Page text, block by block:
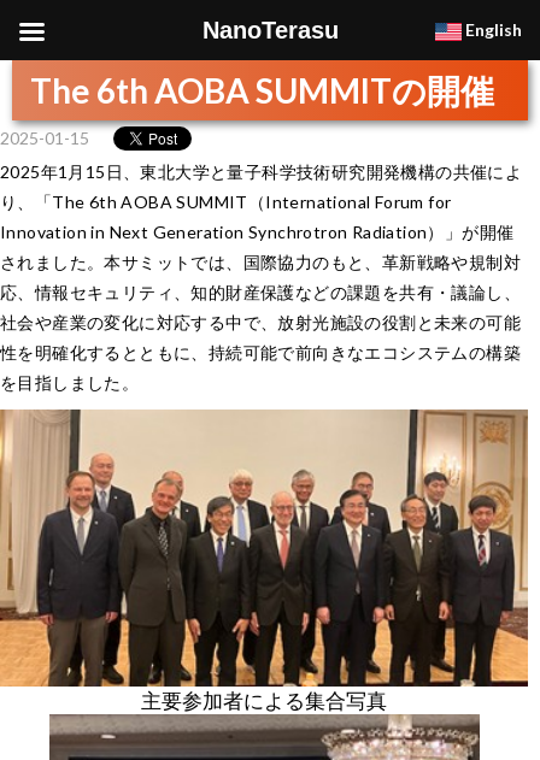
The 6th AOBA SUMMITの開催
2025-01-15
2025年1月15日、東北大学と量子科学技術研究開発機構の共催によ
り、「The 6th AOBA SUMMIT（International Forum for
Innovation in Next Generation Synchrotron Radiation）」が開催
されました。本サミットでは、国際協力のもと、革新戦略や規制対
応、情報セキュリティ、知的財産保護などの課題を共有・議論し、
社会や産業の変化に対応する中で、放射光施設の役割と未来の可能
性を明確化するとともに、持続可能で前向きなエコシステムの構築
を目指しました。
主要参加者による集合写真
NanoTerasu English